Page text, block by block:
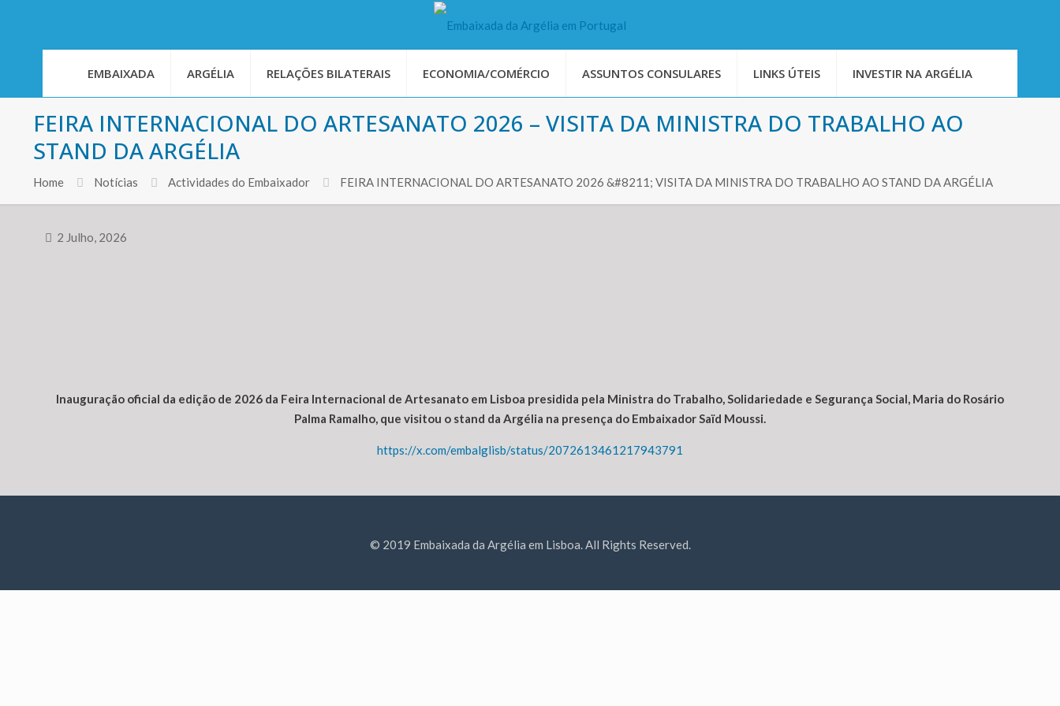
EMBAIXADA ARGÉLIA RELAÇÕES BILATERAIS ECONOMIA/COMÉRCIO ASSUNTOS CONSULARES LINKS ÚTEIS INVESTIR NA ARGÉLIA
FEIRA INTERNACIONAL DO ARTESANATO 2026 – VISITA DA MINISTRA DO TRABALHO AO
STAND DA ARGÉLIA
Home Notícias Actividades do Embaixador FEIRA INTERNACIONAL DO ARTESANATO 2026 &#8211; VISITA DA MINISTRA DO TRABALHO AO STAND DA ARGÉLIA
2 Julho, 2026
Inauguração oficial da edição de 2026 da Feira Internacional de Artesanato em Lisboa presidida pela Ministra do Trabalho, Solidariedade e Segurança Social, Maria do Rosário
Palma Ramalho, que visitou o stand da Argélia na presença do EmbaixadorSaïd Moussi.
https://x.com/embalglisb/status/2072613461217943791
© 2019 Embaixada da Argélia em Lisboa. All Rights Reserved.